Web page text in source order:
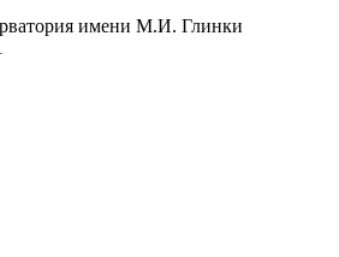
имени М.И. Глинки